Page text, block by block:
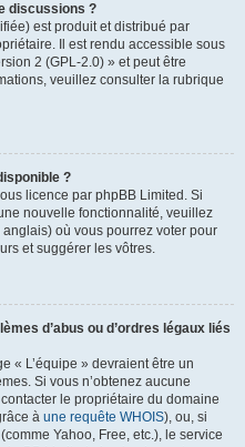
discussions ?
est produit et distribué par
Il est rendu accessible sous
2 (GPL-2.0) » et peut être
veuillez consulter la rubrique
?
licence par phpBB Limited. Si
nouvelle fonctionnalité, veuillez
anglais) où vous pourrez voter pour
et suggérer les vôtres.
d’abus ou d’ordres légaux liés
« L’équipe » devraient être un
Si vous n’obtenez aucune
le propriétaire du domaine
à une requête WHOIS), ou, si
Yahoo, Free, etc.), le service